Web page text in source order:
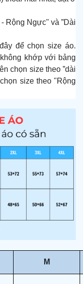
Rộng Ngực" và ”Dài
để chọn size áo.
khớp với bảng
chọn size theo ”dài
size theo "Rộng
M